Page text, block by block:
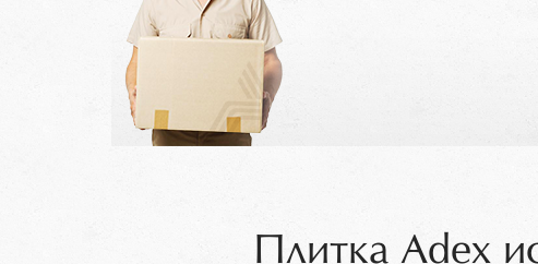
Плитка Adex